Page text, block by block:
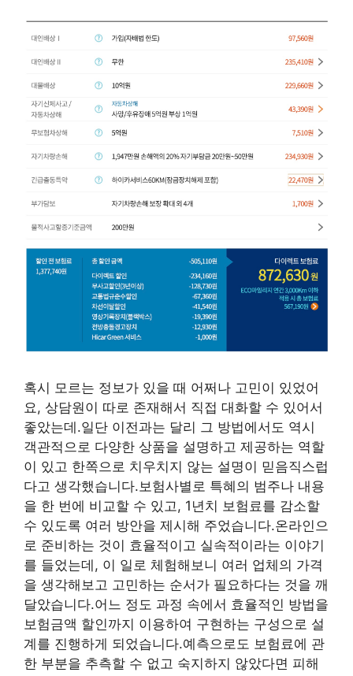
혹시 모르는 정보가 있을 때 어쩌나 고민이 있었어
요, 상담원이 따로 존재해서 직접 대화할 수 있어서
좋았는데.일단 이전과는 달리 그 방법에서도 역시
객관적으로 다양한 상품을 설명하고 제공하는 역할
이 있고 한쪽으로 치우치지 않는 설명이 믿음직스럽
다고 생각했습니다.보험사별로 특혜의 범주나 내용
을 한 번에 비교할 수 있고, 1년치 보험료를 감소할
수 있도록 여러 방안을 제시해 주었습니다.온라인으
로 준비하는 것이 효율적이고 실속적이라는 이야기
를 들었는데, 이 일로 체험해보니 여러 업체의 가격
을 생각해보고 고민하는 순서가 필요하다는 것을 깨
달았습니다.어느 정도 과정 속에서 효율적인 방법을
보험금액 할인까지 이용하여 구현하는 구성으로 설
계를 진행하게 되었습니다.예측으로도 보험료에 관
한 부분을 추측할 수 없고 숙지하지 않았다면 피해